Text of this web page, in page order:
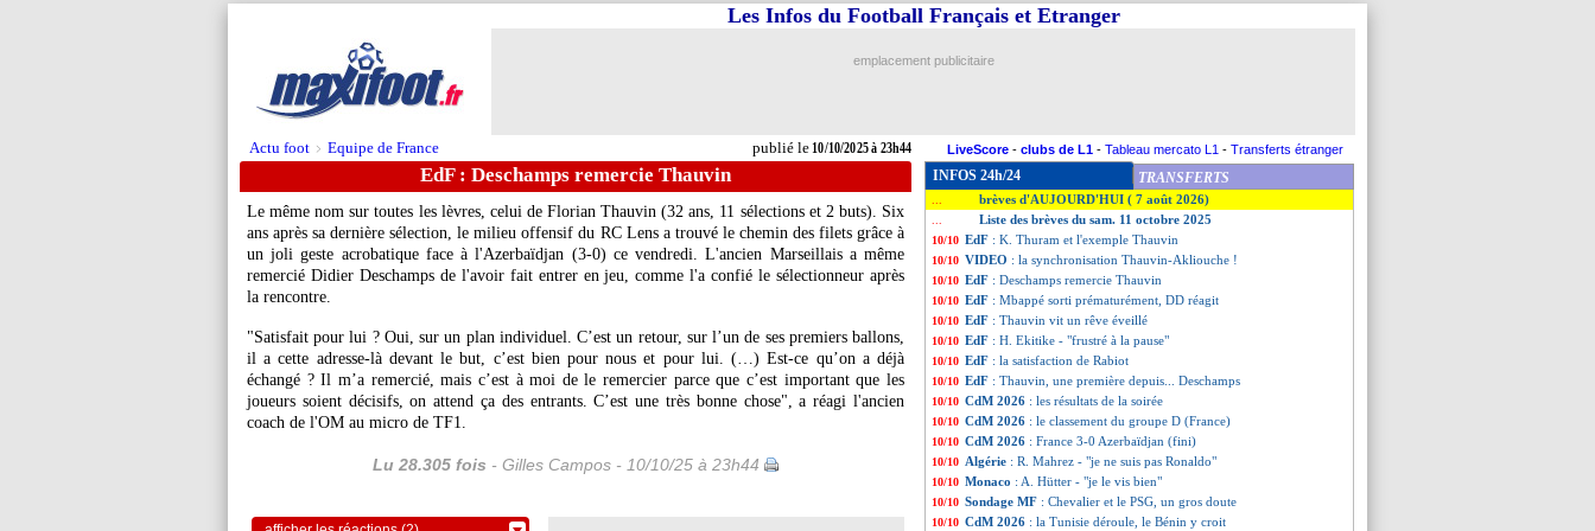
Actu foot > Equipe de France publié le10/10/2025 à 23h44
Les Infos du Football Français et Etranger
emplacement publicitaire
LiveScore - clubs de L1 - Tableau mercato L1 - Transferts étranger
EdF : Deschamps remercie Thauvin
Le même nom sur toutes les lèvres, celui de Florian Thauvin (32 ans, 11 sélections et 2 buts). Six
ans après sa dernière sélection, le milieu offensif du RC Lens a trouvé le chemin des filets grâce à
un joli geste acrobatique face à l'Azerbaïdjan (3-0) ce vendredi. L'ancien Marseillais a même
remercié Didier Deschamps de l'avoir fait entrer en jeu, comme l'a confié le sélectionneur après
la rencontre.
"Satisfait pour lui ? Oui, sur un plan individuel. C’est un retour, sur l’un de ses premiers ballons,
il a cette adresse-là devant le but, c’est bien pour nous et pour lui. (…) Est-ce qu’on a déjà
échangé ? Il m’a remercié, mais c’est à moi de le remercier parce que c’est important que les
joueurs soient décisifs, on attend ça des entrants. C’est une très bonne chose", a réagi l'ancien
coach de l'OM au micro de TF1.
Lu 28.305 fois - Gilles Campos - 10/10/25 à 23h44
INFOS 24h/24 TRANSFERTS
brèves d'AUJOURD'HUI ( 7 août 2026)
Liste des brèves du sam. 11 octobre 2025
10/10 EdF : K. Thuram et l'exemple Thauvin
10/10 VIDEO : la synchronisation Thauvin-Akliouche !
10/10 EdF : Deschamps remercie Thauvin
10/10 EdF : Mbappé sorti prématurément, DD réagit
10/10 EdF : Thauvin vit un rêve éveillé
10/10 EdF : H. Ekitike - "frustré à la pause"
10/10 EdF : la satisfaction de Rabiot
10/10 EdF : Thauvin, une première depuis... Deschamps
10/10 CdM 2026 : les résultats de la soirée
10/10 CdM 2026 : le classement du groupe D (France)
10/10 CdM 2026 : France 3-0 Azerbaïdjan (fini)
10/10 Algérie : R. Mahrez - "je ne suis pas Ronaldo"
10/10 Monaco : A. Hütter - "je le vis bien"
10/10 Sondage MF : Chevalier et le PSG, un gros doute
10/10 CdM 2026 : la Tunisie déroule, le Bénin y croit